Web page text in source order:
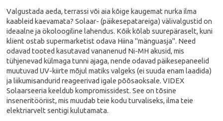
Valgustada aeda, terrassi või aia kõige kaugemat nurka ilma
kaableid kaevamata? Solaar- (päikesepatareiga) välivalgustid on
ideaalne ja ökoloogiline lahendus. Kõik kõlab suurepäraselt, kuni
klient ostab supermarketist odava Hiina "mänguasja". Need
odavad tooted kasutavad vananenud Ni-MH akusid, mis
tühjenevad külmaga tunni ajaga, nende odavad päikesepaneelid
muutuvad UV-kiirte mõjul matiks valgeks (ei suuda enam laadida)
ja liikumisandurid reageerivad igale põõsaoksale. VIDEX
Solaarseeria keeldub kompromissidest. See on tõsine
inseneritööriist, mis muudab teie kodu turvaliseks, ilma teie
elektriarvelt sentigi kulutamata.